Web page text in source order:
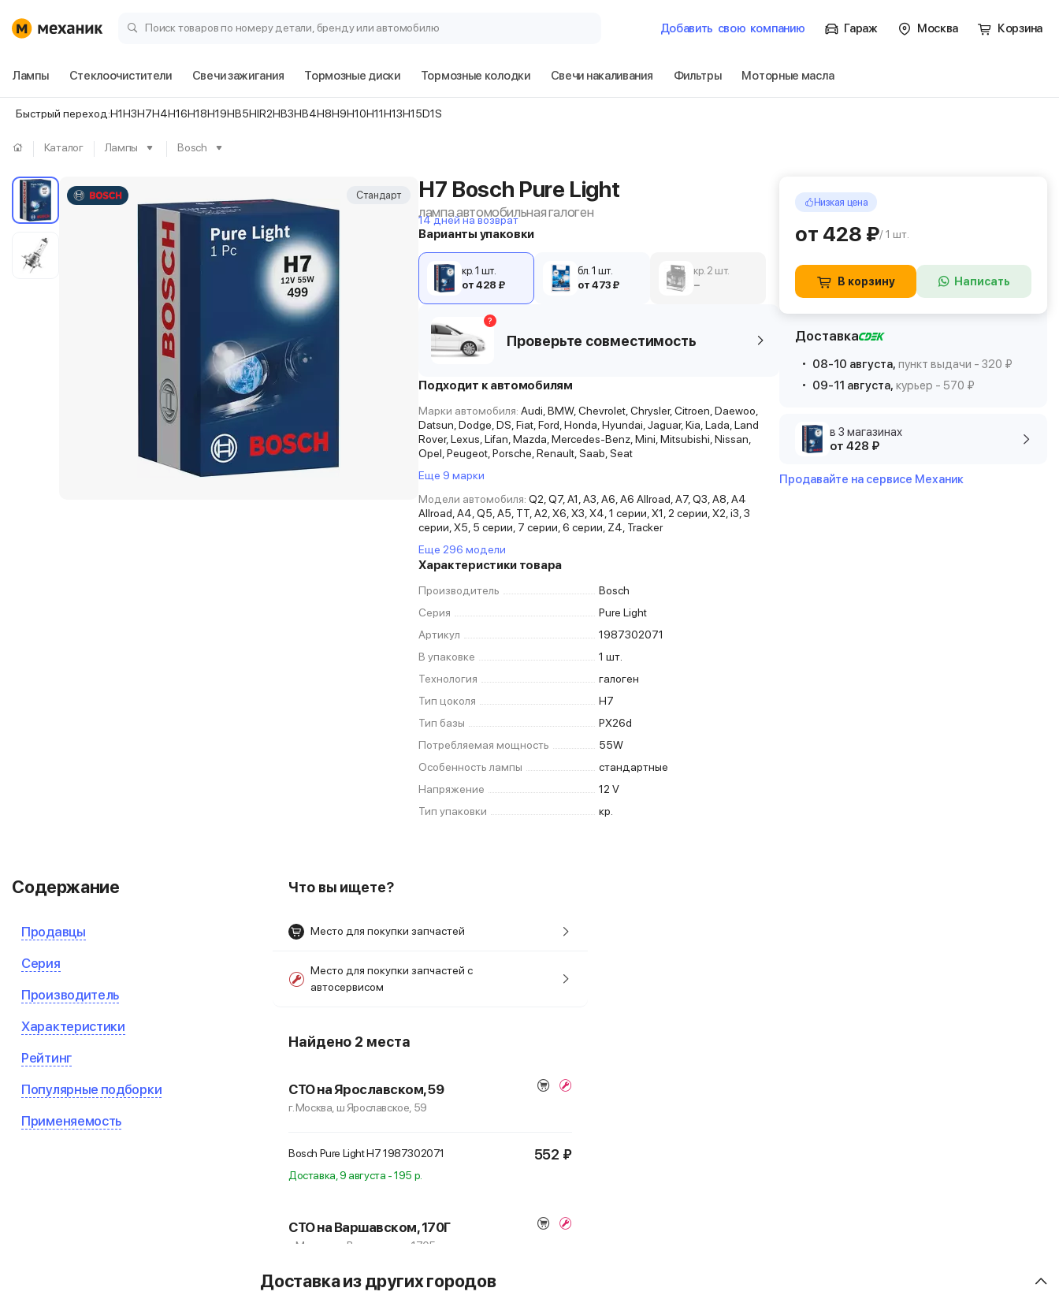
Поиск товаров по номеру детали, бренду или автомобилю Добавить свою компанию Гараж Москва Корзина
Лампы Стеклоочистители Свечи зажигания Тормозные диски Тормозные колодки Свечи накаливания Фильтры Моторные масла
Быстрый переход:H1H3H7H4H16H18H19HB5HIR2HB3HB4H8H9H10H11H13H15D1S
Каталог Лампы Bosch
Стандарт H7 Bosch Pure Light
лампа автомобильная галоген
14 дней на возврат
Варианты упаковки
кр. 1 шт.
от 428 ₽
бл. 1 шт.
от 473 ₽
кр. 2 шт.
−
Проверьте совместимость
?
Подходит к автомобилям
Марки автомобиля: Audi, BMW, Chevrolet, Chrysler, Citroen, Daewoo,
Datsun, Dodge, DS, Fiat, Ford, Honda, Hyundai, Jaguar, Kia, Lada, Land
Rover, Lexus, Lifan, Mazda, Mercedes-Benz, Mini, Mitsubishi, Nissan,
Opel, Peugeot, Porsche, Renault, Saab, Seat
Еще 9 марки
Модели автомобиля: Q2, Q7, A1, A3, A6, A6 Allroad, A7, Q3, A8, A4
Allroad, A4, Q5, A5, TT, A2, X6, X3, X4, 1 серии, X1, 2 серии, X2, i3, 3
серии, X5, 5 серии, 7 серии, 6 серии, Z4, Tracker
Еще 296 модели
Характеристики товара
Производитель
Bosch
Серия
Pure Light
Артикул
1987302071
В упаковке
1 шт.
Технология
галоген
Тип цоколя
H7
Тип базы
PX26d
Потребляемая мощность
55W
Особенность лампы
стандартные
Напряжение
12 V
Тип упаковки
кр.
Низкая цена
от 428 ₽/ 1 шт.
В корзину Написать
Доставка
08-10 августа, пункт выдачи - 320 ₽
09-11 августа, курьер - 570 ₽
в 3 магазинах
от 428 ₽
Продавайте на сервисе Механик
Содержание
Продавцы
Серия
Производитель
Характеристики
Рейтинг
Популярные подборки
Применяемость
Что вы ищете?
Место для покупки запчастей
Место для покупки запчастей с
автосервисом
Найдено 2 места
СТО на Ярославском, 59
г. Москва, ш Ярославское, 59
Bosch Pure Light H71987302071 552 ₽
Доставка, 9 августа - 195 р.
СТО на Варшавском, 170Г
г. Москва, ш Варшавское, 170Г
Bosch Pure Light H71987302071
Доставка из других городов